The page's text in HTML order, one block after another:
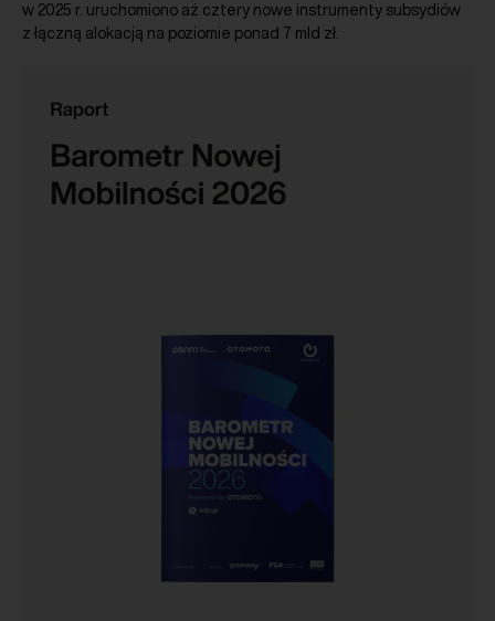
w 2025 r. uruchomiono aż cztery nowe instrumenty subsydiów
z łączną alokacją na poziomie ponad 7 mld zł.